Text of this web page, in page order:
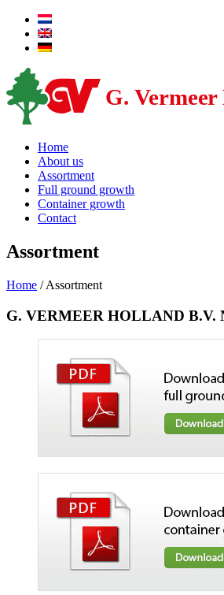
Home
About us
Assortment
Full ground growth
Container growth
Contact
Assortment
Home /Assortment
G. VERMEER HOLLAND B.V.